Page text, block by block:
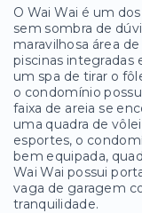
O Wai Wai é um
sem sombra de
maravilhosa área
piscinas integradas
um spa de tirar o
o condomínio
faixa de areia se
uma quadra de
esportes, o
bem equipada,
Wai Wai possui
vaga de garagem
tranquilidade.